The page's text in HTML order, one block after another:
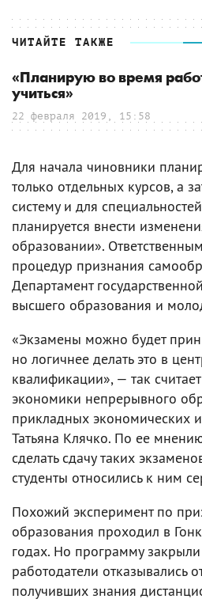
ЧИТАЙТЕ ТАКЖЕ
«Планирую во время
учиться»
22 февраля 2019, 15:58
Для начала чиновники
только отдельных курсов, а
систему и для
планируется внести
образовании».
процедур признания
Департамент
высшего образования и
«Экзамены можно будет
но логичнее делать это в
квалификации», — так
экономики непрерывного
прикладных экономических
Татьяна Клячко. По ее
сделать сдачу таких
студенты относились к ним
Похожий эксперимент по
образования проходил в
годах. Но программу закрыли
работодатели отказывались
получивших знания